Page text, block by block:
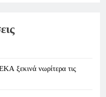
ξεκινά νωρίτερα τις